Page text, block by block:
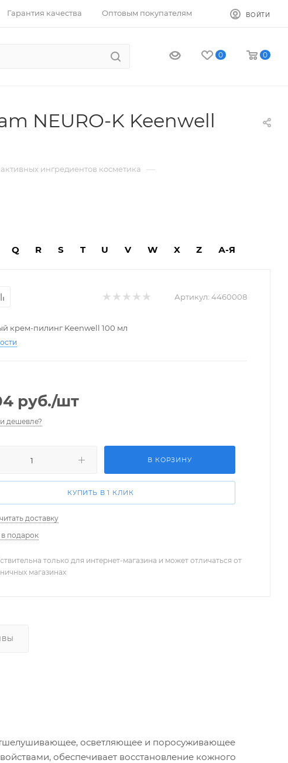
Гарантия качества Оптовым покупателям ВОЙТИ
0 0
NEURO-K Keenwell
ингредиентов косметика —
Q R S T U V W X Z А-Я
Артикул: 4460008
крем-пилинг Keenwell 100 мл
руб./шт
дешевле?
В КОРЗИНУ
КУПИТЬ В 1 КЛИК
доставку
подарок
только для интернет-магазина и может отличаться от
магазинах
осветляющее и поросуживающее
обеспечивает восстановление кожного